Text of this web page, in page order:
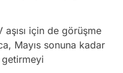
için de görüşme
Mayıs sonuna kadar